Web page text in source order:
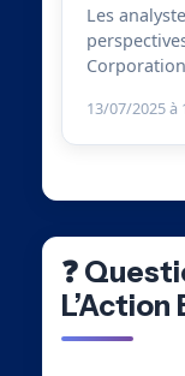
Les
13/07/2025 à
❓
L’Action